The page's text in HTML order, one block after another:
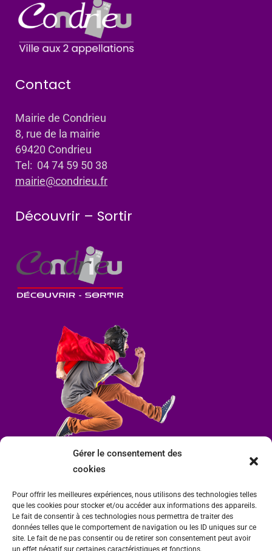
Gérer le consentement des
cookies
Pour offrir les meilleures expériences, nous utilisons des technologies telles
que les cookies pour stocker et/ou accéder aux informations des appareils.
Le fait de consentir à ces technologies nous permettra de traiter des
données telles que le comportement de navigation ou les ID uniques sur ce
site. Le fait de ne pas consentir ou de retirer son consentement peut avoir
un effet négatif sur certaines caractéristiques et fonctions.
Contact
Mairie de Condrieu
8, rue de la mairie
69420 Condrieu
Tel: 04 74 59 50 38
mairie@condrieu.fr
Découvrir – Sortir